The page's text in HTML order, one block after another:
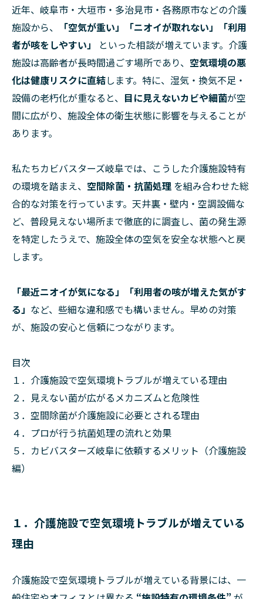
近年、岐阜市・大垣市・多治見市・各務原市などの介護
施設から、
「空気が重い」「ニオイが取れない」「利用
者が咳をしやすい」
といった相談が増えています。介護
施設は高齢者が長時間過ごす場所であり、 空気環境の悪
化は健康リスクに直結します。特に、湿気・換気不足・
設備の老朽化が重なると、 目に見えないカビや細菌が空
間に広がり、施設全体の衛生状態に影響を与えることが
あります。
私たちカビバスターズ岐阜では、こうした介護施設特有
の環境を踏まえ、 空間除菌・抗菌処理 を組み合わせた総
合的な対策を行っています。天井裏・壁内・空調設備な
ど、普段見えない場所まで徹底的に調査し、菌の発生源
を特定したうえで、施設全体の空気を安全な状態へと戻
します。
「最近ニオイが気になる」「利用者の咳が増えた気がす
る」 など、些細な違和感でも構いません。早めの対策
が、施設の安心と信頼につながります。
目次
１．介護施設で空気環境トラブルが増えている理由
２．見えない菌が広がるメカニズムと危険性
３．空間除菌が介護施設に必要とされる理由
４．プロが行う抗菌処理の流れと効果
５．カビバスターズ岐阜に依頼するメリット（介護施設
編）
１．介護施設で空気環境トラブルが増えている
理由
介護施設で空気環境トラブルが増えている背景には、一